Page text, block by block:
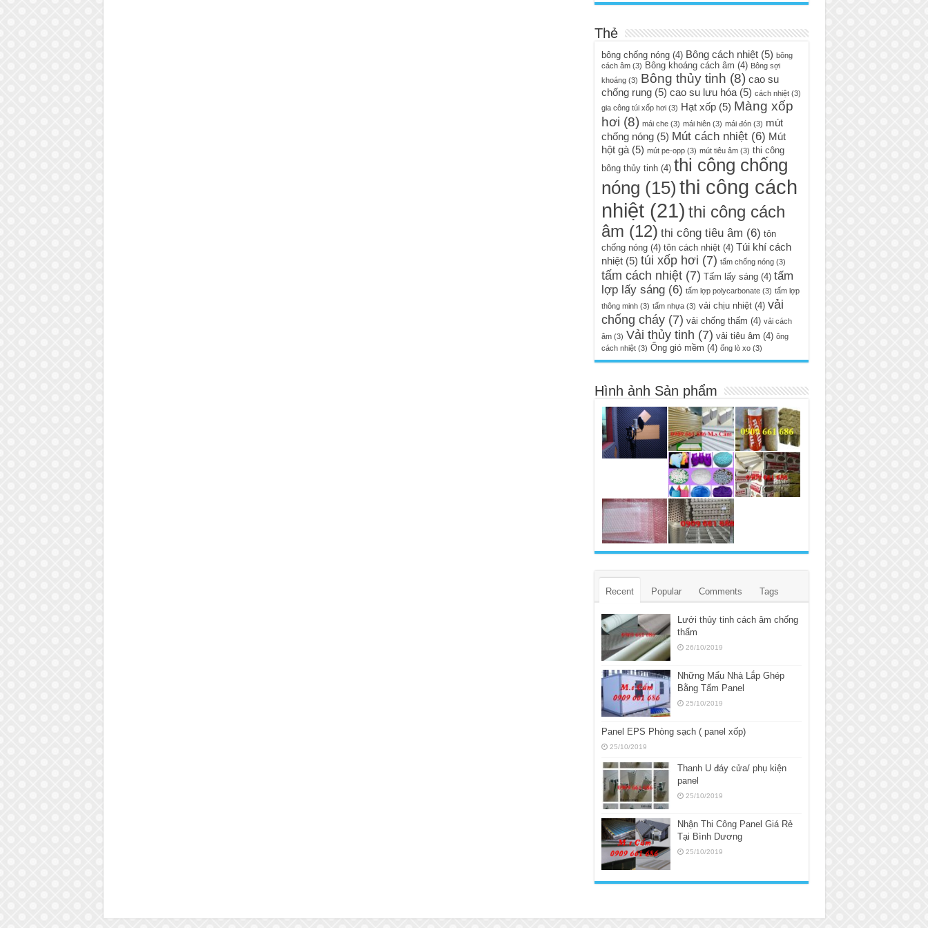
Thẻ
bông chống nóng(4) Bông cách nhiệt(5) bông
cách âm(3) Bông khoáng cách âm (4) Bông sợi
khoáng(3) Bông thủy tinh (8) cao su
chống rung(5) cao su lưu hóa(5) cách nhiệt(3)
gia công túi xốp hơi(3) Hạt xốp(5) Màng xốp
hơi (8) mái che(3) mái hiên(3) mái đón(3) mút
chống nóng(5) Mút cách nhiệt(6) Mút
hột gà(5) mút pe-opp(3) mút tiêu âm(3) thi công
bông thủy tinh(4) thi công chống
nóng (15) thi công cách
nhiệt(21) thi công cách
âm (12) thi công tiêu âm (6) tôn
chống nóng(4) tôn cách nhiệt(4) Túi khí cách
nhiệt(5) túi xốp hơi (7) tấm chống nóng(3)
tấm cách nhiệt(7) Tấm lấy sáng(4) tấm
lợp lấy sáng(6) tấm lợp polycarbonate(3) tấm lợp
thông minh(3) tấm nhựa(3) vải chịu nhiệt(4) vải
chống cháy(7) vải chống thấm (4) vải cách
âm(3) Vải thủy tinh (7) vải tiêu âm (4) ông
cách nhiệt(3) Ống gió mềm (4) ống lò xo(3)
Hình ảnh Sản phẩm
Recent Popular Comments Tags
Lưới thủy tinh cách âm chống
thấm
26/10/2019
Những Mẩu Nhà Lắp Ghép
Bằng Tấm Panel
25/10/2019
Panel EPS Phòng sạch ( panel xốp)
25/10/2019
Thanh U đáy cửa/ phụ kiện
panel
25/10/2019
Nhận Thi Công Panel Giá Rẻ
Tại Bình Dương
25/10/2019